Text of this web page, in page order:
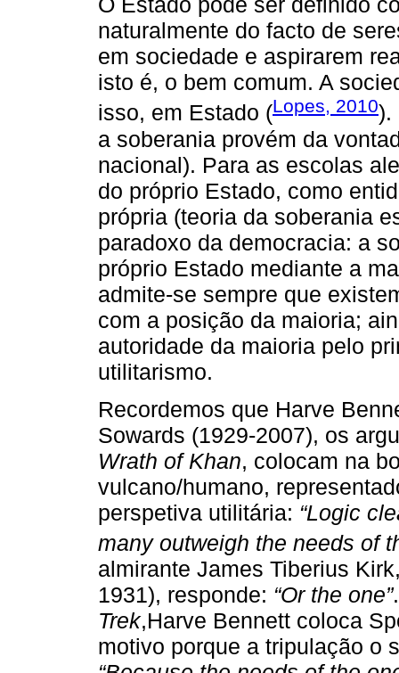
naturalmente do facto de
em sociedade e aspirarem
isto é, o bem comum. A
isso, em Estado (Lopes, 2010).
a soberania provém da
nacional). Para as escolas
do próprio Estado, como
própria (teoria da soberania
paradoxo da democracia: a
próprio Estado mediante a
admite-se sempre que
com a posição da maioria;
autoridade da maioria pelo
utilitarismo.
Recordemos que Harve
Sowards (1929-2007), os
Wrath of Khan, colocam na
vulcano/humano,
perspetiva utilitária: “Logic
many outweigh the needs of
almirante James Tiberius
1931), responde: “Or the one”
Trek,Harve Bennett coloca
motivo porque a tripulação o